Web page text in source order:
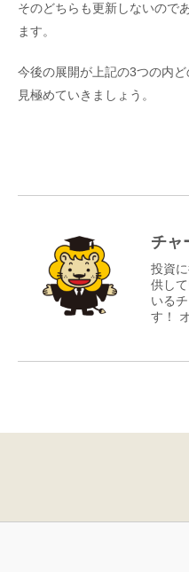
そのどちらも更新しないので
ます。
今後の展開が上記の3つの内
見極めていきましょう。
チャ
投資
供し
いる
す！